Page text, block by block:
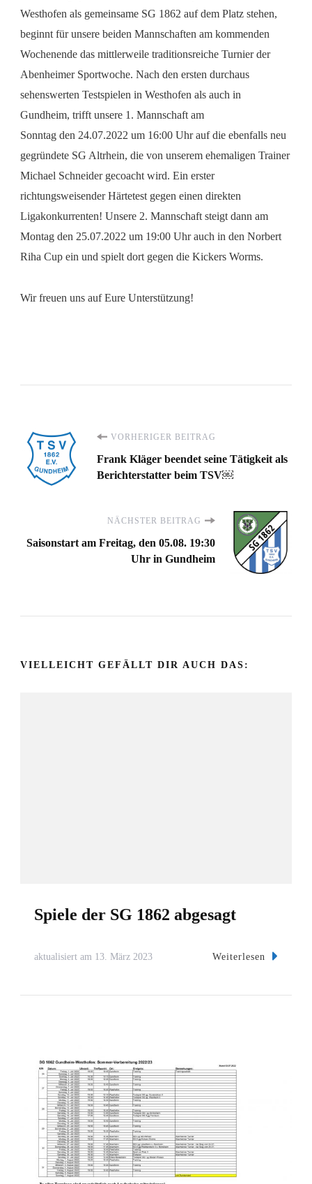
Westhofen als gemeinsame SG 1862 auf dem Platz stehen,
beginnt für unsere beiden Mannschaften am kommenden
Wochenende das mittlerweile traditionsreiche Turnier der
Abenheimer Sportwoche. Nach den ersten durchaus
sehenswerten Testspielen in Westhofen als auch in
Gundheim, trifft unsere 1. Mannschaft am
Sonntag den 24.07.2022 um 16:00 Uhr auf die ebenfalls neu
gegründete SG Altrhein, die von unserem ehemaligen Trainer
Michael Schneider gecoacht wird. Ein erster
richtungsweisender Härtetest gegen einen direkten
Ligakonkurrenten! Unsere 2. Mannschaft steigt dann am
Montag den 25.07.2022 um 19:00 Uhr auch in den Norbert
Riha Cup ein und spielt dort gegen die Kickers Worms.
Wir freuen uns auf Eure Unterstützung!
Beitragsnavigation
VORHERIGER BEITRAG
Frank Kläger beendet seine Tätigkeit als
Berichterstatter beim TSV￼
NÄCHSTER BEITRAG
Saisonstart am Freitag, den 05.08. 19:30
Uhr in Gundheim
VIELLEICHT GEFÄLLT DIR AUCH DAS:
Spiele der SG 1862 abgesagt
aktualisiert am 13. März 2023 Weiterlesen